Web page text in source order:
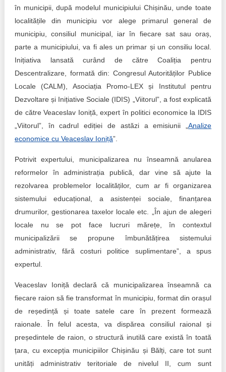
Democracy, independence and transparency of key
public institutions in Moldova
Integrity of public procurement in Moldova
Public procurement
în municipii, după modelul municipiului Chișinău, unde toate
localitățile din municipiu vor alege primarul general de
municipiu, consiliul municipal, iar în fiecare sat sau oraș,
parte a municipiului, va fi ales un primar și un consiliu local.
Inițiativa lansată curând de către Coaliția pentru
Descentralizare, formată din: Congresul Autorităților Publice
Locale (CALM), Asociația Promo-LEX și Institutul pentru
Dezvoltare și Inițiative Sociale (IDIS) „Viitorul”, a fost explicată
de către Veaceslav Ioniță, expert în politici economice la IDIS
„Viitorul”, în cadrul ediției de astăzi a emisiunii „Analize
economice cu Veaceslav Ioniță”.
Potrivit expertului, municipalizarea nu înseamnă anularea
reformelor în administrația publică, dar vine să ajute la
rezolvarea problemelor localităților, cum ar fi organizarea
sistemului educațional, a asistenței sociale, finanțarea
drumurilor, gestionarea taxelor locale etc. „În ajun de alegeri
locale nu se pot face lucruri mărețe, în contextul
municipalizării se propune îmbunătățirea sistemului
administrativ, fără costuri politice suplimentare”, a spus
expertul.
Veaceslav Ioniță declară că municipalizarea înseamnă ca
fiecare raion să fie transformat în municipiu, format din orașul
de reședință și toate satele care în prezent formează
raionale. În felul acesta, va dispărea consiliul raional și
președintele de raion, o structură inutilă care există în toată
țara, cu excepția municipiilor Chișinău și Bălți, care tot sunt
unități administrativ teritoriale de nivelul II, cum sunt